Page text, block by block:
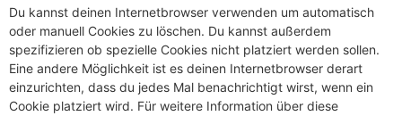
Du kannst deinen Internetbrowser verwenden um automatisch
oder manuell Cookies zu löschen. Du kannst außerdem
spezifizieren ob spezielle Cookies nicht platziert werden sollen.
Eine andere Möglichkeit ist es deinen Internetbrowser derart
einzurichten, dass du jedes Mal benachrichtigt wirst, wenn ein
Cookie platziert wird. Für weitere Information über diese